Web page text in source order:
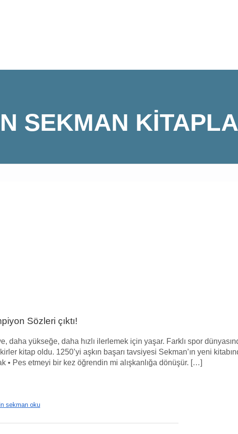
SEKMAN
Sözleri çıktı!
daha yükseğe, daha hızlı ilerlemek için yaşar. Farklı spor
kitap oldu. 1250’yi aşkın başarı tavsiyesi Sekman’ın yeni
• Pes etmeyi bir kez öğrendin mi alışkanlığa dönüşür. […]
sekman oku